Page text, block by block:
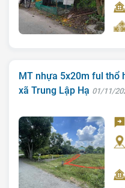
MT nhựa 5x20m ful thổ
xã Trung Lập Hạ 01/11/